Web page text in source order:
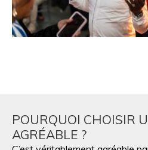
POURQUOI CHOISIR
AGRÉABLE ?